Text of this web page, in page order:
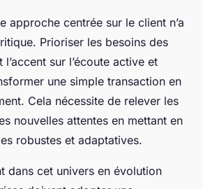
approche centrée sur le client n’a
Prioriser les besoins des
sur l’écoute active et
une simple transaction en
Cela nécessite de relever les
nouvelles attentes en mettant en
robustes et adaptatives.
dans cet univers en évolution